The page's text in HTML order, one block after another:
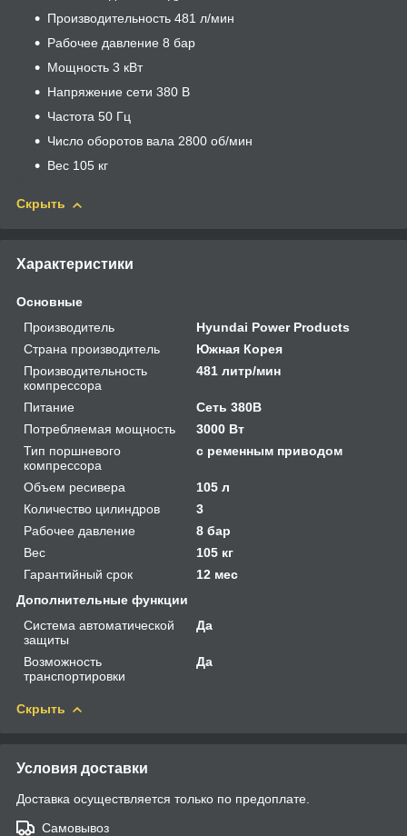
Производительность 481 л/мин
Рабочее давление 8 бар
Мощность 3 кВт
Напряжение сети 380 В
Частота 50 Гц
Число оборотов вала 2800 об/мин
Вес 105 кг
Скрыть
Характеристики
Основные
Производитель
Hyundai Power Products
Страна производитель
Южная Корея
Производительность
компрессора
481 литр/мин
Питание
Сеть 380В
Потребляемая мощность
3000 Вт
Тип поршневого
компрессора
с ременным приводом
Объем ресивера
105 л
Количество цилиндров
3
Рабочее давление
8 бар
Вес
105 кг
Гарантийный срок
12 мес
Дополнительные функции
Система автоматической
защиты
Да
Возможность
транспортировки
Да
Скрыть
Условия доставки
Доставка осуществляется только по предоплате.
Самовывоз